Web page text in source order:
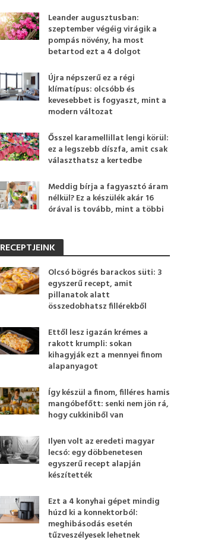
Leander augusztusban:
szeptember végéig virágik a
pompás növény, ha most
betartod ezt a 4 dolgot
Újra népszerű ez a régi
klímatípus: olcsóbb és
kevesebbet is fogyaszt, mint a
modern változat
Ősszel karamellillat lengi körül:
ez a legszebb díszfa, amit csak
választhatsz a kertedbe
Meddig bírja a fagyasztó áram
nélkül? Ez a készülék akár 16
órával is tovább, mint a többi
RECEPTJEINK
Olcsó bögrés barackos süti: 3
egyszerű recept, amit
pillanatok alatt
összedobhatsz fillérekből
Ettől lesz igazán krémes a
rakott krumpli: sokan
kihagyják ezt a mennyei finom
alapanyagot
Így készül a finom, filléres hamis
mangóbefőtt: senki nem jön rá,
hogy cukkiniből van
Ilyen volt az eredeti magyar
lecsó: egy döbbenetesen
egyszerű recept alapján
készítették
Ezt a 4 konyhai gépet mindig
húzd ki a konnektorból:
meghibásodás esetén
tűzveszélyesek lehetnek